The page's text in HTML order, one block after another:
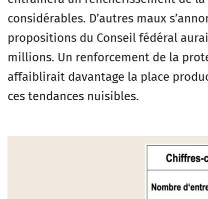
considérables. D’autres maux
propositions du Conseil fédéral
millions. Un renforcement de la
affaiblirait davantage la place
ces tendances nuisibles.